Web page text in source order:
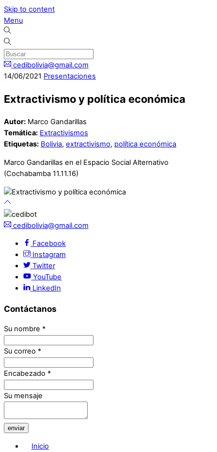
Skip to content
Menu
cedibolivia@gmail.com
14/06/2021 Presentaciones
Extractivismo y política económica
Autor: Marco Gandarillas
Temática: Extractivismos
Etiquetas: Bolivia, extractivismo, política económica
Marco Gandarillas en el Espacio Social Alternativo
(Cochabamba 11.11.16)
cedibolivia@gmail.com
Facebook
Instagram
Twitter
YouTube
LinkedIn
Contáctanos
Su nombre *
Su correo *
Encabezado *
Su mensaje
enviar
Inicio